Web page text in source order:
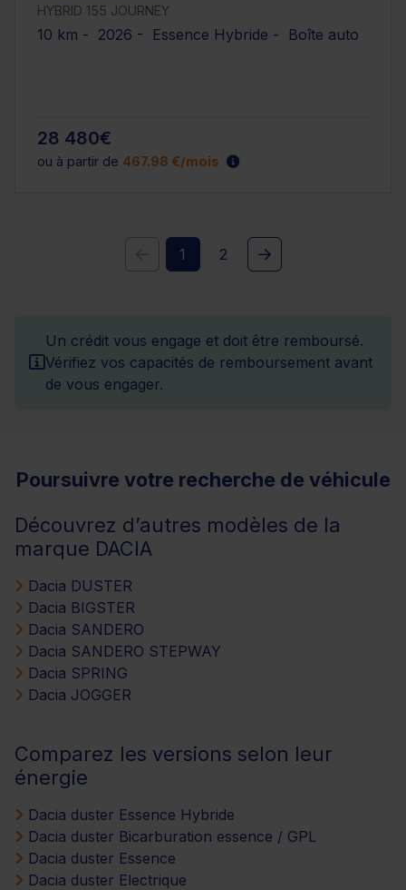
HYBRID 155 JOURNEY
10 km - 2026 - Essence Hybride - Boîte auto
28 480€
ou à partir de 467.98 €/mois
1 2
Un crédit vous engage et doit être remboursé.
Vérifiez vos capacités de remboursement avant
de vous engager.
Poursuivre votre recherche de véhicule
Découvrez d’autres modèles de la
marque DACIA
Dacia DUSTER
Dacia BIGSTER
Dacia SANDERO
Dacia SANDERO STEPWAY
Dacia SPRING
Dacia JOGGER
Comparez les versions selon leur
énergie
Dacia duster Essence Hybride
Dacia duster Bicarburation essence / GPL
Dacia duster Essence
Dacia duster Electrique